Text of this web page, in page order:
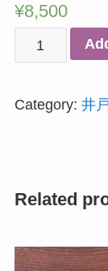
¥8,500
戸
Category: 井
Related